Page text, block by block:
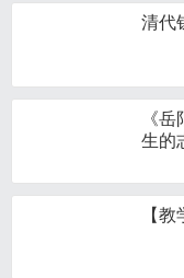
清代
《
生的
【